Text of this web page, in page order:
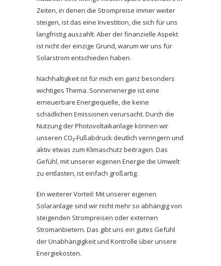
Zeiten, in denen die Strompreise immer weiter
steigen, ist das eine Investition, die sich für uns
langfristig auszahlt. Aber der finanzielle Aspekt
ist nicht der einzige Grund, warum wir uns für
Solarstrom entschieden haben.
Nachhaltigkeit ist für mich ein ganz besonders
wichtiges Thema. Sonnenenergie ist eine
erneuerbare Energiequelle, die keine
schädlichen Emissionen verursacht. Durch die
Nutzung der Photovoltaikanlage können wir
unseren CO₂-Fußabdruck deutlich verringern und
aktiv etwas zum Klimaschutz beitragen. Das
Gefühl, mit unserer eigenen Energie die Umwelt
zu entlasten, ist einfach großartig.
Ein weiterer Vorteil: Mit unserer eigenen
Solaranlage sind wir nicht mehr so abhängig von
steigenden Strompreisen oder externen
Stromanbietern. Das gibt uns ein gutes Gefühl
der Unabhängigkeit und Kontrolle über unsere
Energiekosten.